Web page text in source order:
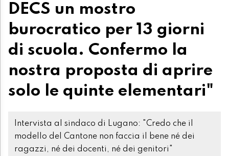
DECS un mostro
burocratico per 13 giorni
di scuola. Confermo la
nostra proposta di aprire
solo le quinte elementari"
Intervista al sindaco di Lugano: "Credo che il
modello del Cantone non faccia il bene né dei
ragazzi, né dei docenti, né dei genitori"